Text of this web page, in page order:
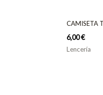
CAMISETA
6,00€
Lencería